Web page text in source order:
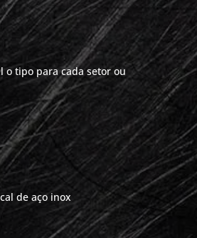
o tipo para cada setor ou
de aço inox